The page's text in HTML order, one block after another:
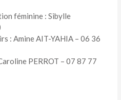
féminine : Sibylle
: Amine AIT-YAHIA – 06 36
PERROT – 07 87 77